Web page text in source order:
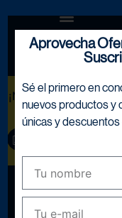
¡NOVEDAD!
Aprovecha
Sé el primero en
nuevos productos y
únicas y descuentos